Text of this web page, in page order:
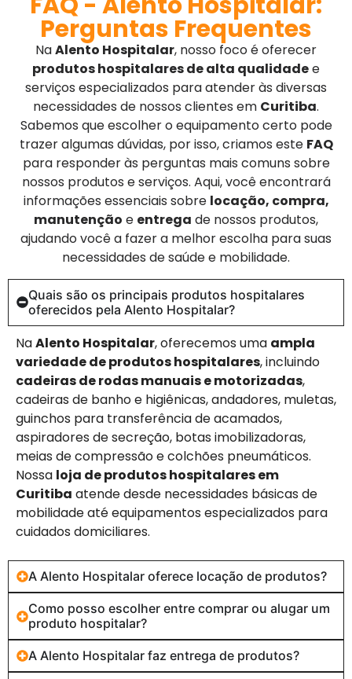
Perguntas Frequentes
NaAlento Hospitalar, nosso foco é oferecer
produtos hospitalares de alta qualidadee
serviços especializados para atender às diversas
necessidades de nossos clientes em Curitiba.
Sabemos que escolher o equipamento certo pode
trazer algumas dúvidas, por isso, criamos este FAQ
para responder às perguntas mais comuns sobre
nossos produtos e serviços. Aqui, você encontrará
informações essenciais sobre locação, compra,
manutenção e entrega de nossos produtos,
ajudando você a fazer a melhor escolha para suas
necessidades de saúde e mobilidade.
Quais são os principais produtos hospitalares
oferecidos pela Alento Hospitalar?
NaAlento Hospitalar, oferecemos uma ampla
variedade de produtos hospitalares, incluindo
cadeiras de rodas manuais e motorizadas,
cadeiras de banho e higiênicas, andadores, muletas,
guinchos para transferência de acamados,
aspiradores de secreção, botas imobilizadoras,
meias de compressão e colchões pneumáticos.
Nossa loja de produtos hospitalares em
Curitiba atende desde necessidades básicas de
mobilidade até equipamentos especializados para
cuidados domiciliares.
A Alento Hospitalar oferece locação de produtos?
Como posso escolher entre comprar ou alugar um
produto hospitalar?
A Alento Hospitalar faz entrega de produtos?